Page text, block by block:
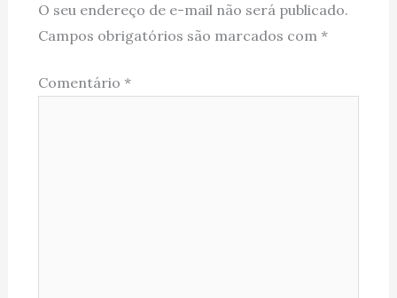
O seu endereço de e-mail não será publicado.
Campos obrigatórios são marcados com *
Comentário *